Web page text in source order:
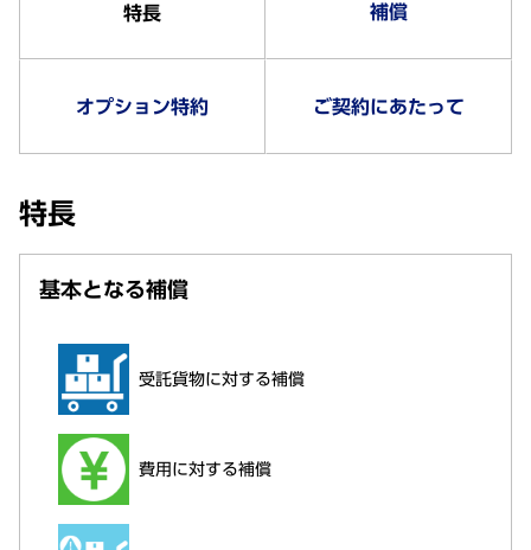
特長 補償
オプション特約 ご契約にあたって
特長
基本となる補償
受託貨物に対する補償
費用に対する補償